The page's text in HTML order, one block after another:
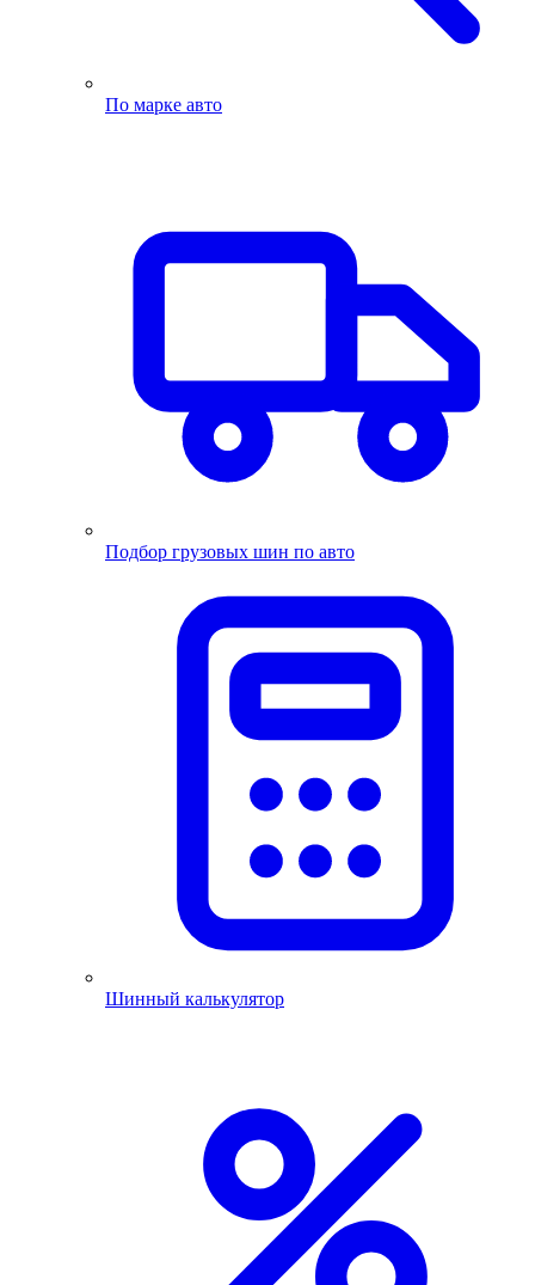
По марке авто
Подбор грузовых шин по авто
Шинный калькулятор